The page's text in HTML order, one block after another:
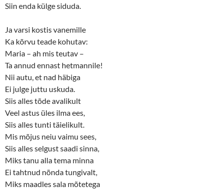
Siin enda külge siduda.
Ja varsi kostis vanemille
Ka kõrvu teade kohutav:
Maria – ah mis teutav –
Ta annud ennast hetmannile!
Nii autu, et nad häbiga
Ei julge juttu uskuda.
Siis alles tõde avalikult
Veel astus üles ilma ees,
Siis alles tunti täielikult.
Mis mõjus neiu vaimu sees,
Siis alles selgust saadi sinna,
Miks tanu alla tema minna
Ei tahtnud nõnda tungivalt,
Miks maadles sala mõtetega